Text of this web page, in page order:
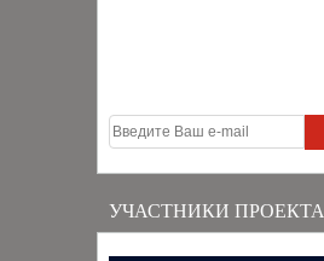
УЧАСТНИКИ ПРОЕКТА